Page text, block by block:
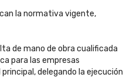
la normativa vigente,
de mano de obra cualificada
para las empresas
delegando la ejecución